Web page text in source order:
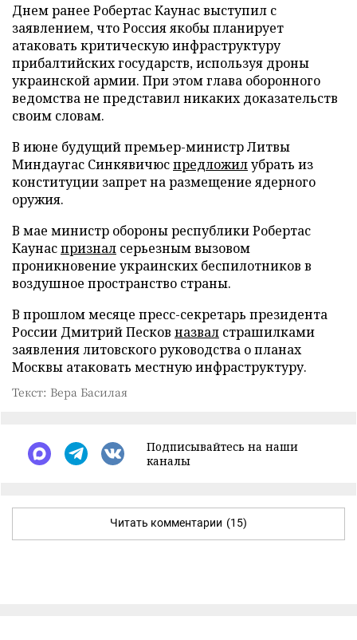
Днем ранее Робертас Каунас выступил с
заявлением, что Россия якобы планирует
атаковать критическую инфраструктуру
прибалтийских государств, используя дроны
украинской армии. При этом глава оборонного
ведомства не представил никаких доказательств
своим словам.
В июне будущий премьер-министр Литвы
Миндаугас Синкявичюспредложилубрать из
конституции запрет на размещение ядерного
оружия.
В мае министр обороны республики Робертас
Каунаспризнал серьезным вызовом
проникновение украинских беспилотников в
воздушное пространство страны.
В прошлом месяце пресс-секретарь президента
России Дмитрий Песков назвал страшилками
заявления литовского руководства о планах
Москвы атаковать местную инфраструктуру.
Текст: Вера Басилая
Подписывайтесь на наши
каналы
Читать комментарии (15)